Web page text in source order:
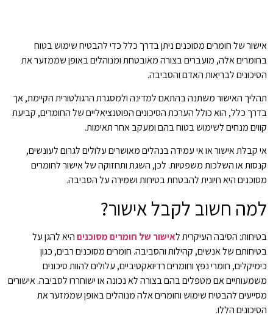
אישור של חומרים מסוכנים ניתן בדרך כלל כדי להבטיח שימוש בטוח
בחומרים אלה, מועברים בצורה מאובטחת ומנוהלים באופן שממזער את
הסיכונים לבריאות האדם והסביבה.
תהליך האישור משתנה בהתאם למדינה ולמסגרת הרגולטורית הקיימת, אך
בדרך כלל, הוא כולל הערכת הסיכונים הפוטנציאליים של החומרים, קביעת
קווים מנחים לשימוש בטוח בהם ומעקב אחר תאימות.
אי קבלת אישור או אי עמידה בנהלים מאושרים עלולים לגרום לעונשים,
קנסות או השלכות משפטיות. לכן, השגת ותחזוקה של אישור לחומרים
מסוכנים היא חיונית להבטחת בטיחות ושמירה על הסביבה.
למה חשוב לקבל אישור?
בטיחות: הסיבה העיקרית לאישור של חומרים מסוכניםהיא להגן על
בטיחותם של אנשים, קהילות והסביבה. חומרים מסוכנים רבים, כגון
כימיקלים, חומרי נפץ וחומרים רדיואקטיביים, עלולים להוות סיכונים
משמעותיים אם מטפלים בהם בצורה לא נכונה או ישוחררו לסביבה. אישורים
מסייעים להבטיח שימוש וחומרים אלה מנוהלים באופן שממזער את
הסיכונים הללו.